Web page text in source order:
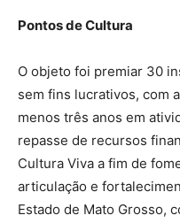
Pontos de Cultura
O objeto foi premiar 30
sem fins lucrativos, com
menos três anos em
repasse de recursos
Cultura Viva a fim de
articulação e
Estado de Mato Grosso,